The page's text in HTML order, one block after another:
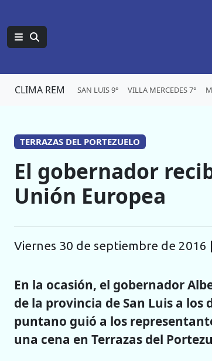
CLIMA REM SAN LUIS 9° VILLA MERCEDES 7°
TERRAZAS DEL PORTEZUELO
El gobernador
Unión Europea
viernes 30 de septiembre de 2016
En la ocasión, el gobernador
de la provincia de San Luis a
puntano guió a los
una cena en Terrazas del